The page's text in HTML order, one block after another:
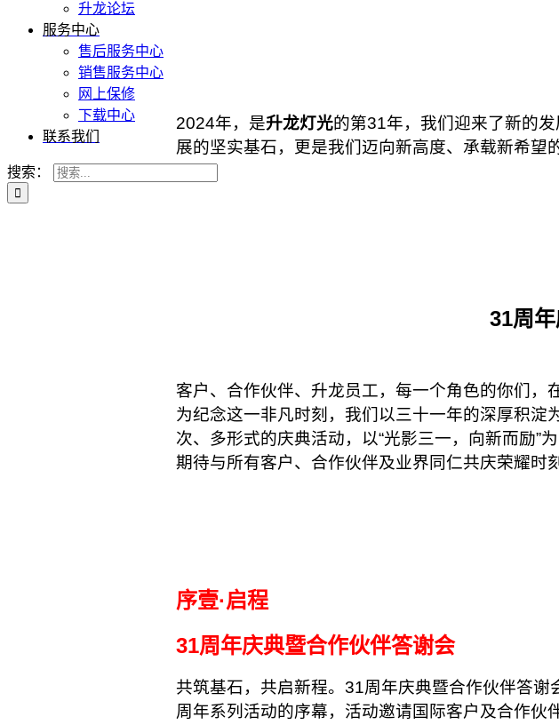
升龙论坛
服务中心
售后服务中心
销售服务中心
网上保修
下载中心
联系我们
搜索：
2024年，是升龙灯光的第31年，我们迎来了新的
展的坚实基石，更是我们迈向新高度、承载新希望
31周
客户、合作伙伴、升龙员工，每一个角色的你们，
为纪念这一非凡时刻，我们以三十一年的深厚积
次、多形式的庆典活动，以“光影三一，向新而励”
期待与所有客户、合作伙伴及业界同仁共庆荣耀时刻
序壹·启程
31周年庆典暨合作伙伴答谢会
共筑基石，共启新程。31周年庆典暨合作伙伴答
周年系列活动的序幕，活动邀请国际客户及合作